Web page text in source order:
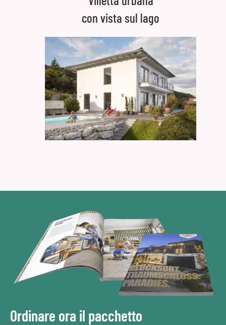
con vista sul lago
Ordinare ora il pacchetto